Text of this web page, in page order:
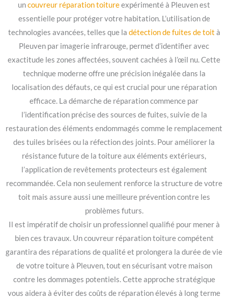
uncouvreur réparation toitureexpérimenté à Pleuven est
essentielle pour protéger votre habitation. L’utilisation de
technologies avancées, telles que la détection de fuites de toit à
Pleuven par imagerie infrarouge, permet d’identifier avec
exactitude les zones affectées, souvent cachées à l’œil nu. Cette
technique moderne offre une précision inégalée dans la
localisation des défauts, ce qui est crucial pour une réparation
efficace. La démarche de réparation commence par
l’identification précise des sources de fuites, suivie de la
restauration des éléments endommagés comme le remplacement
des tuiles brisées ou la réfection des joints. Pour améliorer la
résistance future de la toiture aux éléments extérieurs,
l’application de revêtements protecteurs est également
recommandée. Cela non seulement renforce la structure de votre
toit mais assure aussi une meilleure prévention contre les
problèmes futurs.
Il est impératif de choisir un professionnel qualifié pour mener à
bien ces travaux. Un couvreur réparation toiture compétent
garantira des réparations de qualité et prolongera la durée de vie
de votre toiture à Pleuven, tout en sécurisant votre maison
contre les dommages potentiels. Cette approche stratégique
vous aidera à éviter des coûts de réparation élevés à long terme